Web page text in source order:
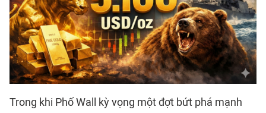
Trong khi Phố Wall kỳ vọng một đợt bứt phá mạnh